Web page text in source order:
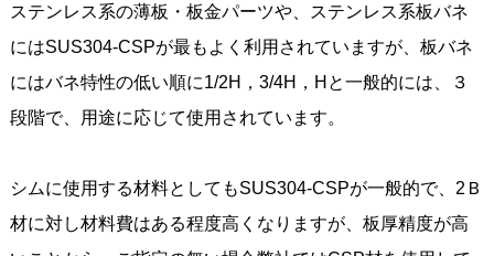
ステンレス系の薄板・板金パーツや、ステンレス系板バネ
にはSUS304-CSPが最もよく利用されていますが、板バネ
にはバネ特性の低い順に1/2H，3/4H，Hと一般的には、３
段階で、用途に応じて使用されています。
シムに使用する材料としてもSUS304-CSPが一般的で、2Ｂ
材に対し材料費はある程度高くなりますが、板厚精度が高